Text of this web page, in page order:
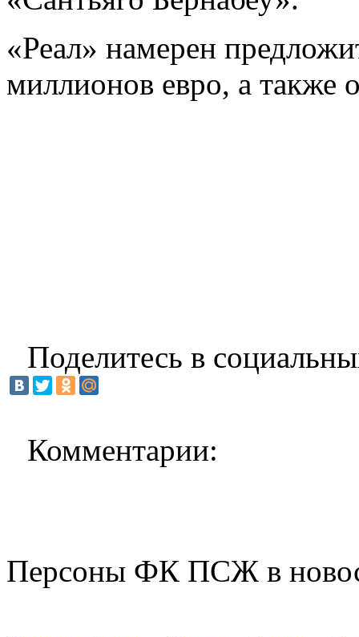
«Реал» намерен
миллионов евро, а также
Поделитесь в
Комментарии:
Персоны ФК ПСЖ в